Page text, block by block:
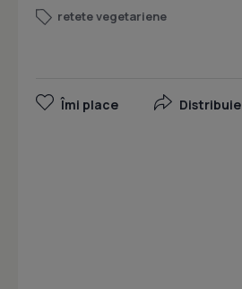
retete vegetariene
Îmi place Distribuie